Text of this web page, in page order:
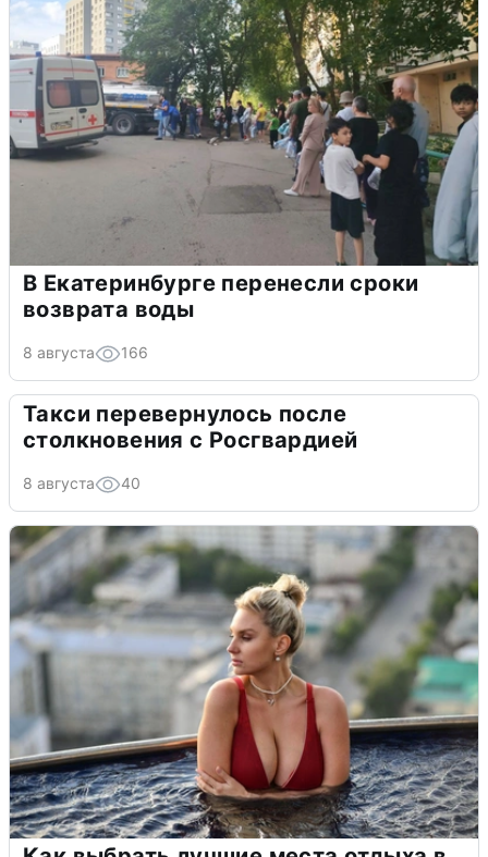
В Екатеринбурге перенесли сроки
возврата воды
8 августа 166
Такси перевернулось после
столкновения с Росгвардией
8 августа 40